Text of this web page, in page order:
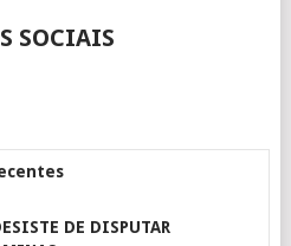
SOCIAIS
DE DISPUTAR